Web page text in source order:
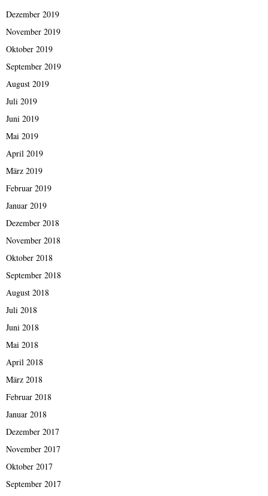
Dezember 2019
November 2019
Oktober 2019
September 2019
August 2019
Juli 2019
Juni 2019
Mai 2019
April 2019
März 2019
Februar 2019
Januar 2019
Dezember 2018
November 2018
Oktober 2018
September 2018
August 2018
Juli 2018
Juni 2018
Mai 2018
April 2018
März 2018
Februar 2018
Januar 2018
Dezember 2017
November 2017
Oktober 2017
September 2017